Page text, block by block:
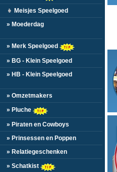
👧 Meisjes Speelgoed
» Moederdag
» Merk Speelgoed
» BG - Klein Speelgoed
» HB - Klein Speelgoed
» Omzetmakers
» Pluche
» Piraten en Cowboys
» Prinsessen en Poppen
» Relatiegeschenken
» Schatkist